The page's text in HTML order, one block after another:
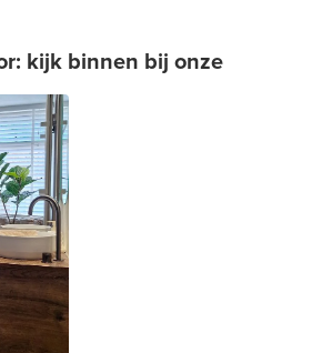
kijk binnen bij onze